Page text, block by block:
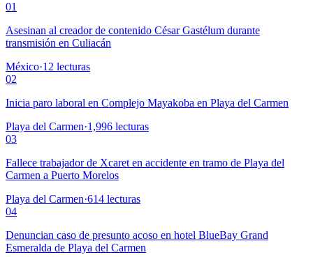
01
Asesinan al creador de contenido César Gastélum durante
transmisión en Culiacán
México·12 lecturas
02
Inicia paro laboral en Complejo Mayakoba en Playa del Carmen
Playa del Carmen·1,996 lecturas
03
Fallece trabajador de Xcaret en accidente en tramo de Playa del
Carmen a Puerto Morelos
Playa del Carmen·614 lecturas
04
Denuncian caso de presunto acoso en hotel BlueBay Grand
Esmeralda de Playa del Carmen